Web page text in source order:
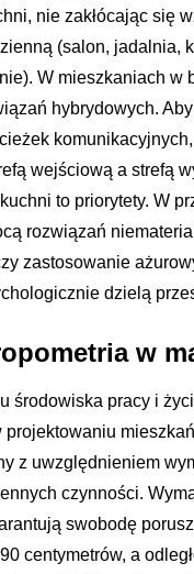
nie zakłócając się
(salon, jadalnia,
W mieszkaniach
hybrydowych.
wejściową a strefą
to priorytety. W
rozwiązań
zastosowanie
dzielą
w
środowiska pracy i
z uwzględnieniem
czynności.
swobodę
centymetrów, a